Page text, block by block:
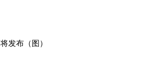
发布（图）